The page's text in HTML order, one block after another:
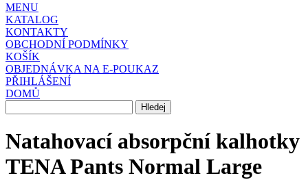
MENU
KATALOG
KONTAKTY
OBCHODNÍ PODMÍNKY
KOŠÍK
OBJEDNÁVKA NA E-POUKAZ
PŘIHLÁŠENÍ
DOMŮ
Natahovací absorpční kalhotky
TENA Pants Normal Large